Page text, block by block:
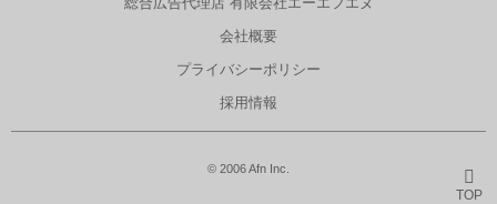
TOP
会社概要
プライバシーポリシー
採用情報
© 2006 Afn Inc.